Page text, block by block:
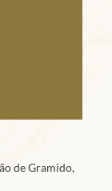
de Gramido,